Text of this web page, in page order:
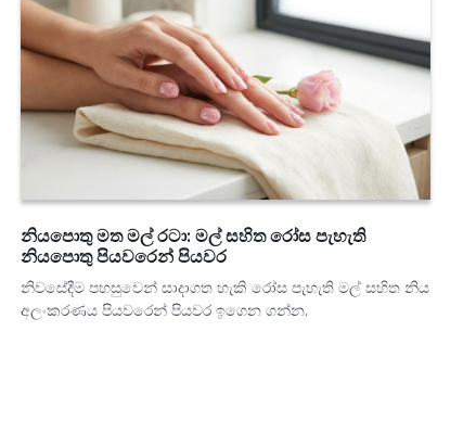
නියපොතු මත මල් රටා: මල් සහිත රෝස පැහැති
නියපොතු පියවරෙන් පියවර
නිවසේදීම පහසුවෙන් සාදාගත හැකි රෝස පැහැති මල් සහිත නිය
අලංකරණය පියවරෙන් පියවර ඉගෙන ගන්න.